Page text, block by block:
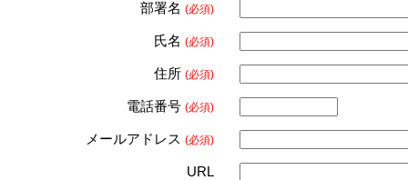
部署名 (必須)
氏名 (必須)
住所 (必須)
電話番号 (必須)
メールアドレス (必須)
URL